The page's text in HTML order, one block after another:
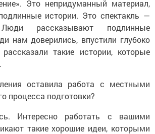
Это непридуманный материал,
истории. Это спектакль —
Люди рассказывают подлинные
нам доверились, впустили глубоко
такие истории, которые
оставила работа с местными
процесса подготовки?
Интересно работать с вашими
такие хорошие идеи, которыми